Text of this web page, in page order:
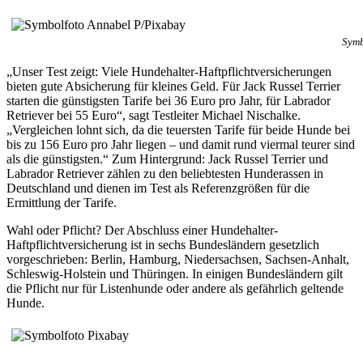
„Unser Test zeigt: Viele Hundehalter-Haftpflichtversicherungen
bieten gute Absicherung für kleines Geld. Für Jack Russel Terrier
starten die günstigsten Tarife bei 36 Euro pro Jahr, für Labrador
Retriever bei 55 Euro“, sagt Testleiter Michael Nischalke.
„Vergleichen lohnt sich, da die teuersten Tarife für beide Hunde bei
bis zu 156 Euro pro Jahr liegen – und damit rund viermal teurer sind
als die günstigsten.“ Zum Hintergrund: Jack Russel Terrier und
Labrador Retriever zählen zu den beliebtesten Hunderassen in
Deutschland und dienen im Test als Referenzgrößen für die
Ermittlung der Tarife.
Wahl oder Pflicht? Der Abschluss einer Hundehalter-
Haftpflichtversicherung ist in sechs Bundesländern gesetzlich
vorgeschrieben: Berlin, Hamburg, Niedersachsen, Sachsen-Anhalt,
Schleswig-Holstein und Thüringen. In einigen Bundesländern gilt
die Pflicht nur für Listenhunde oder andere als gefährlich geltende
Hunde.